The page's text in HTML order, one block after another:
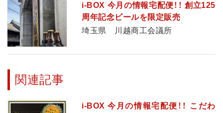
i-BOX 今月の情報宅配便！！ 創立125
周年記念ビールを限定販売
埼玉県 川越商工会議所
関連記事
i-BOX 今月の情報宅配便！！ こだわ